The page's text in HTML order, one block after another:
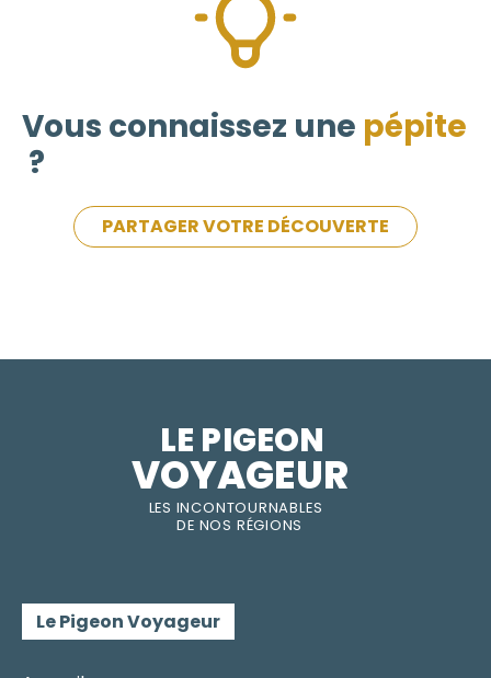
Vous connaissez une pépite
?
PARTAGER VOTRE DÉCOUVERTE
LES INCONTOURNABLES
DE NOS RÉGIONS
LE PIGEON
VOYAGEUR
Le Pigeon Voyageur